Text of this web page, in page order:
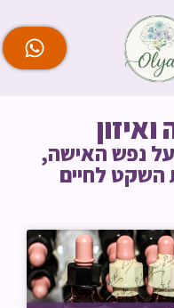
האישה,
לחיים